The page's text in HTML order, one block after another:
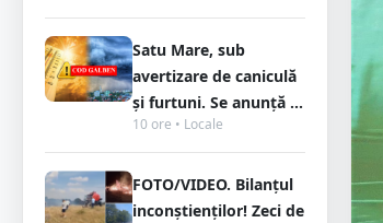
Satu Mare, sub
avertizare de caniculă
și furtuni. Se anunță ...
10 ore • Locale
FOTO/VIDEO. Bilanțul
inconștienților! Zeci de